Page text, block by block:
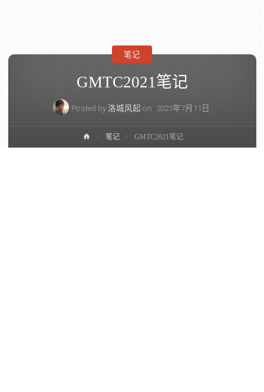
GMTC2021笔记
Posted by 洛城风起 on 2021年7月11日
笔记
笔记 GMTC2021笔记